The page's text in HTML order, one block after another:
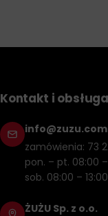
Kontakt i obsługa
zamówienia: 73
pon. – pt. 08:00 –
sob. 08:00 – 13:00
ŻUŻU Sp. z o.o.